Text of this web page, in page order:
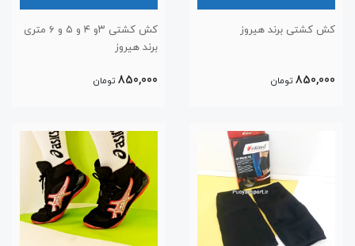
کش کشتی برند هیروز
850,000 تومان
کش کشتی ۳و ۴ و ۵ و ۶ متری
برند هیروز
850,000 تومان